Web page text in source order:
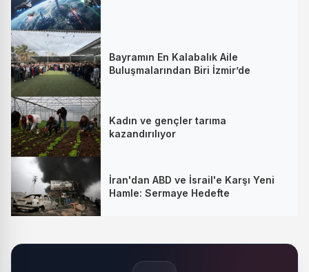
Bayramın En Kalabalık Aile
Buluşmalarından Biri İzmir’de
Kadın ve gençler tarıma
kazandırılıyor
İran'dan ABD ve İsrail'e Karşı Yeni
Hamle: Sermaye Hedefte